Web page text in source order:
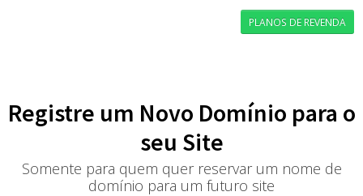
PLANOS DE REVENDA
Registre um Novo Domínio para o
seu Site
Somente para quem quer reservar um nome de
domínio para um futuro site